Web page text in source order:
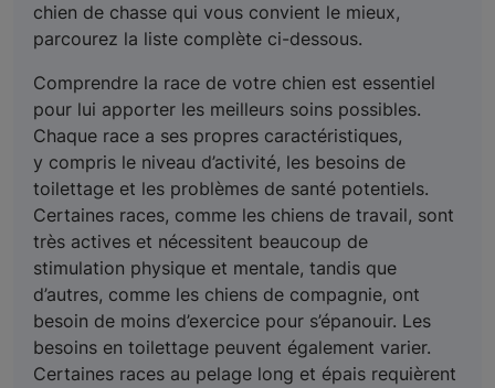
chien de chasse qui vous convient le mieux,
parcourez la liste complète ci-dessous.
Comprendre la race de votre chien est essentiel
pour lui apporter les meilleurs soins possibles.
Chaque race a ses propres caractéristiques,
y compris le niveau d’activité, les besoins de
toilettage et les problèmes de santé potentiels.
Certaines races, comme les chiens de travail, sont
très actives et nécessitent beaucoup de
stimulation physique et mentale, tandis que
d’autres, comme les chiens de compagnie, ont
besoin de moins d’exercice pour s’épanouir. Les
besoins en toilettage peuvent également varier.
Certaines races au pelage long et épais requièrent